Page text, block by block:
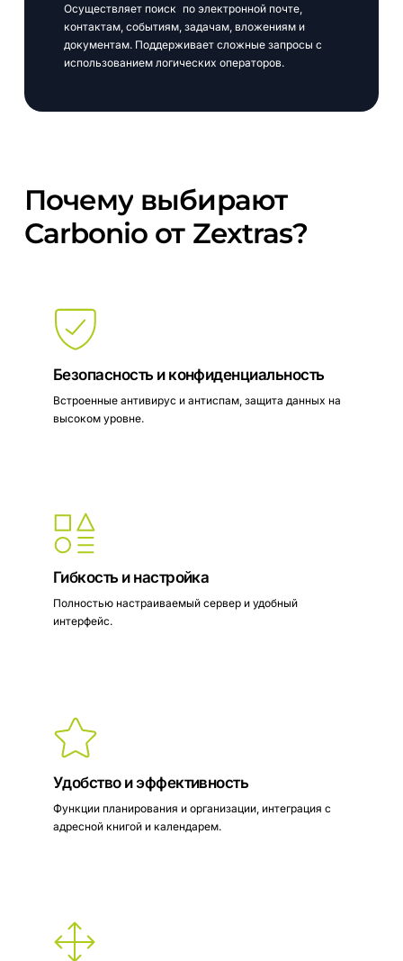
Осуществляет поиск по электронной почте,
контактам, событиям, задачам, вложениям и
документам. Поддерживает сложные запросы с
использованием логических операторов.
Почему выбирают
Carbonio от Zextras?
Безопасность и конфиденциальность
Встроенные антивирус и антиспам, защита данных на
высоком уровне.
Гибкость и настройка
Полностью настраиваемый сервер и удобный
интерфейс.
Удобство и эффективность
Функции планирования и организации, интеграция с
адресной книгой и календарем.